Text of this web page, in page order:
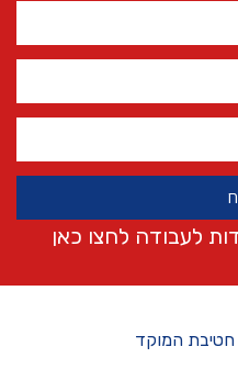
לעבודה לחצו כאן
חטיבת המוקד